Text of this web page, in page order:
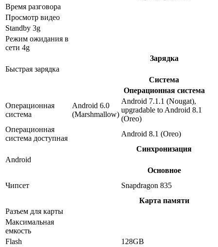
Время разговора
Просмотр видео
Standby 3g
Режим ожидания в
сети 4g
Зарядка
Быстрая зарядка
Система
Операционная система
Операционная
система
Android 6.0
(Marshmallow)
Android 7.1.1 (Nougat),
upgradable to Android 8.1
(Oreo)
Операционная
система доступная
Android 8.1 (Oreo)
Синхронизация
Android
Основное
Чипсет
Snapdragon 835
Карта памяти
Разъем для карты
Максимальная
емкость
Flash
128GB